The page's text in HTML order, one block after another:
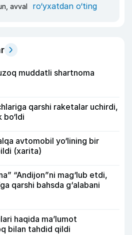
avval ro‘yxatdan o‘ting
muddatli shartnoma
qarshi raketalar uchirdi,
avtomobil yo‘lining bir
(xarita)
“Andijon”ni mag‘lub etdi,
qarshi bahsda g‘alabani
haqida ma’lumot
bilan tahdid qildi